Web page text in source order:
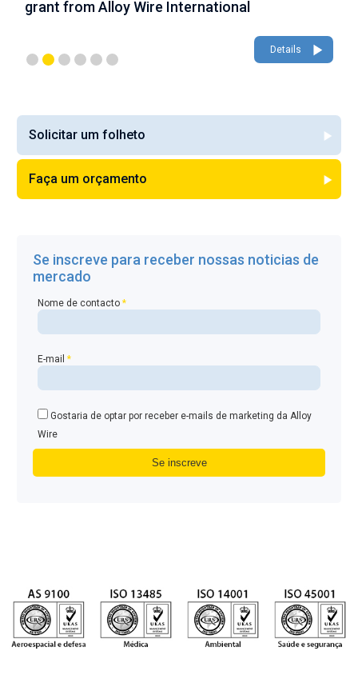
grant from Alloy Wire International
Details
Solicitar um folheto
Faça um orçamento
Se inscreve para receber nossas noticias de
mercado
Nome de contacto*
E-mail*
Gostaria de optar por receber e-mails de marketing da Alloy
Wire